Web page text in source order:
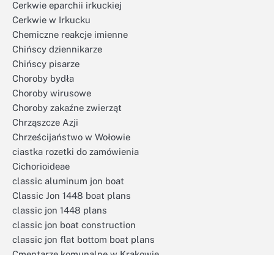
Cerkwie eparchii irkuckiej
Cerkwie w Irkucku
Chemiczne reakcje imienne
Chińscy dziennikarze
Chińscy pisarze
Choroby bydła
Choroby wirusowe
Choroby zakaźne zwierząt
Chrząszcze Azji
Chrześcijaństwo w Wołowie
ciastka rozetki do zamówienia
Cichorioideae
classic aluminum jon boat
Classic Jon 1448 boat plans
classic jon 1448 plans
classic jon boat construction
classic jon flat bottom boat plans